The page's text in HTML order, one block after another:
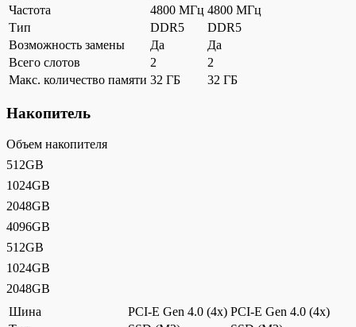
Частота
4800 МГц 4800 МГц
Тип
DDR5
DDR5
Возможность замены
Да
Да
Всего слотов
2
2
Макс. количество памяти 32 ГБ 32 ГБ
Накопитель
Объем накопителя
512GB
1024GB
2048GB
4096GB
512GB
1024GB
2048GB
Шина
PCI-E Gen 4.0 (4x) PCI-E Gen 4.0 (4x)